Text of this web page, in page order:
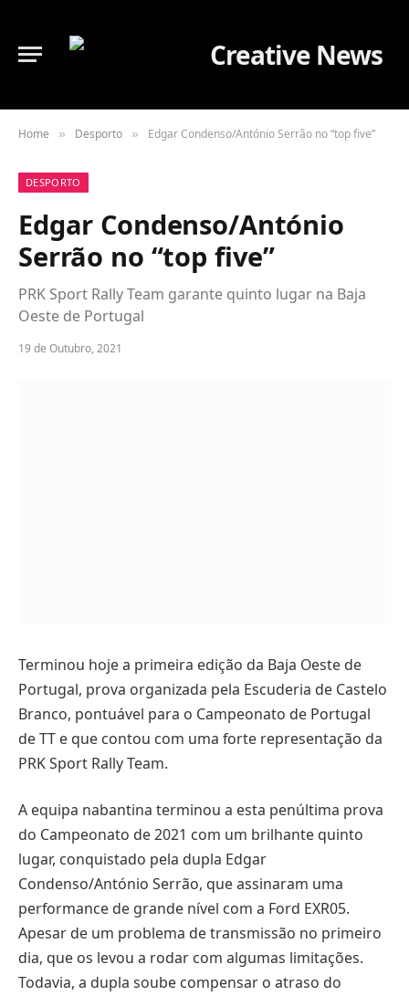
Home » Desporto » Edgar Condenso/António Serrão no “top five”
DESPORTO
Edgar Condenso/António
Serrão no “top five”
PRK Sport Rally Team garante quinto lugar na Baja
Oeste de Portugal
19 de Outubro, 2021
Terminou hoje a primeira edição da Baja Oeste de
Portugal, prova organizada pela Escuderia de Castelo
Branco, pontuável para o Campeonato de Portugal
de TT e que contou com uma forte representação da
PRK Sport Rally Team.
A equipa nabantina terminou a esta penúltima prova
do Campeonato de 2021 com um brilhante quinto
lugar, conquistado pela dupla Edgar
Condenso/António Serrão, que assinaram uma
performance de grande nível com a Ford EXR05.
Apesar de um problema de transmissão no primeiro
dia, que os levou a rodar com algumas limitações.
Todavia, a dupla soube compensar o atraso do